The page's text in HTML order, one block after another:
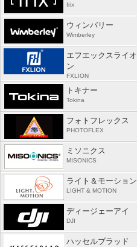
Irix
ウィンバリー
Wimberley
エフエックスライオ
ン
FXLION
トキナー
Tokina
フォトフレックス
PHOTOFLEX
ミソニクス
MISONICS
ライト＆モーション
LIGHT & MOTION
ディージェーアイ
DJI
ハッセルブラッド